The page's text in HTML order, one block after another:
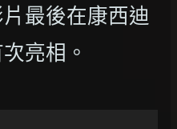
最後在康西迪
亮相。